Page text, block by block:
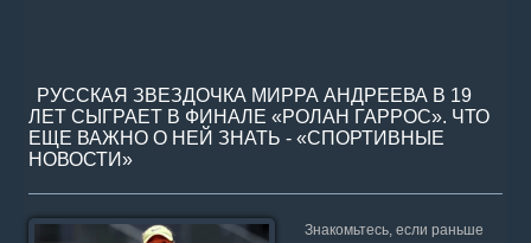
РУССКАЯ ЗВЕЗДОЧКА МИРРА АНДРЕЕВА В 19
ЛЕТ СЫГРАЕТ В ФИНАЛЕ «РОЛАН ГАРРОС». ЧТО
ЕЩЕ ВАЖНО О НЕЙ ЗНАТЬ - «СПОРТИВНЫЕ
НОВОСТИ»
Знакомьтесь, если раньше